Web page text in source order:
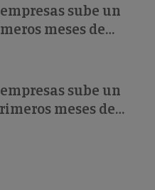
sube un
meses de
sube un
meses de